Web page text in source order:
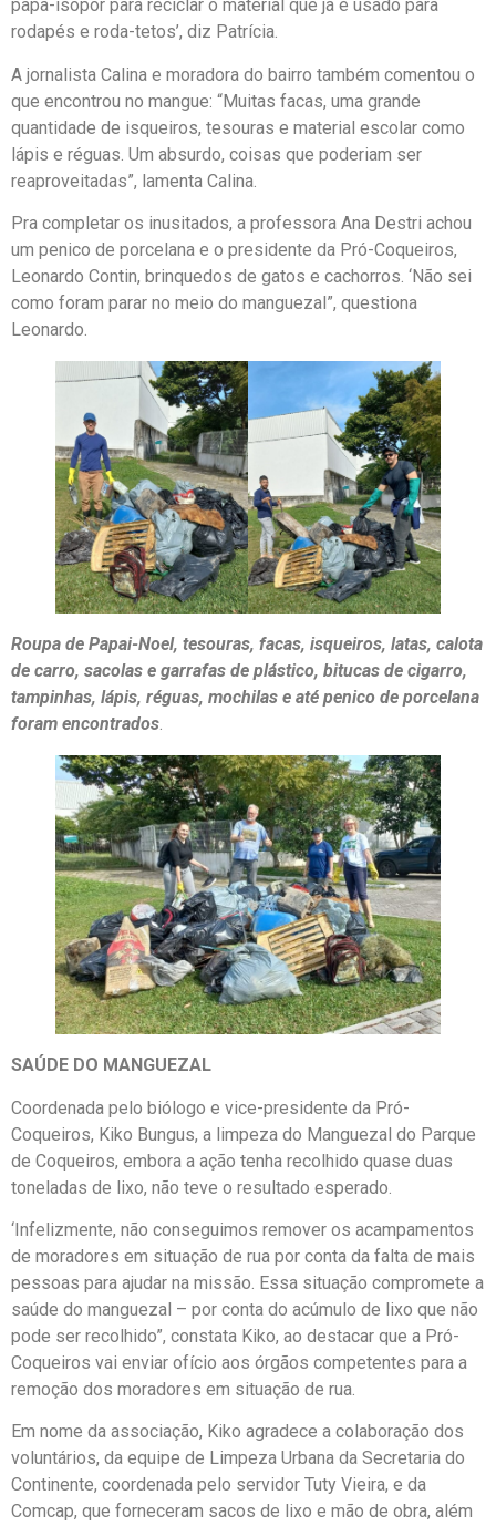
papa-isopor para reciclar o material que já é usado para
rodapés e roda-tetos’, diz Patrícia.
A jornalista Calina e moradora do bairro também comentou o
que encontrou no mangue: “Muitas facas, uma grande
quantidade de isqueiros, tesouras e material escolar como
lápis e réguas. Um absurdo, coisas que poderiam ser
reaproveitadas”, lamenta Calina.
Pra completar os inusitados, a professora Ana Destri achou
um penico de porcelana e o presidente da Pró-Coqueiros,
Leonardo Contin, brinquedos de gatos e cachorros. ‘Não sei
como foram parar no meio do manguezal”, questiona
Leonardo.
Roupa de Papai-Noel, tesouras, facas, isqueiros, latas, calota
de carro, sacolas e garrafas de plástico, bitucas de cigarro,
tampinhas, lápis, réguas, mochilas e até penico de porcelana
foram encontrados.
SAÚDE DO MANGUEZAL
Coordenada pelo biólogo e vice-presidente da Pró-
Coqueiros, Kiko Bungus, a limpeza do Manguezal do Parque
de Coqueiros, embora a ação tenha recolhido quase duas
toneladas de lixo, não teve o resultado esperado.
‘Infelizmente, não conseguimos remover os acampamentos
de moradores em situação de rua por conta da falta de mais
pessoas para ajudar na missão. Essa situação compromete a
saúde do manguezal – por conta do acúmulo de lixo que não
pode ser recolhido”, constata Kiko, ao destacar que a Pró-
Coqueiros vai enviar ofício aos órgãos competentes para a
remoção dos moradores em situação de rua.
Em nome da associação, Kiko agradece a colaboração dos
voluntários, da equipe de Limpeza Urbana da Secretaria do
Continente, coordenada pelo servidor Tuty Vieira, e da
Comcap, que forneceram sacos de lixo e mão de obra, além